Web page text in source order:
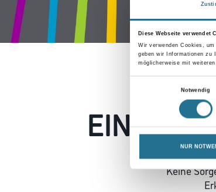
Diese Webseite verwendet
Wir verwenden Cookies,
geben wir Informationen zu
möglicherweise mit
Notwendig
NUR
EIN
Keine